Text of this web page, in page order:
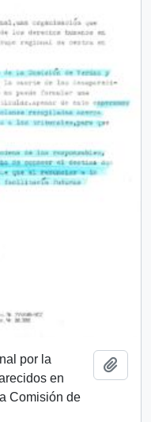
por la
en
Comisión de